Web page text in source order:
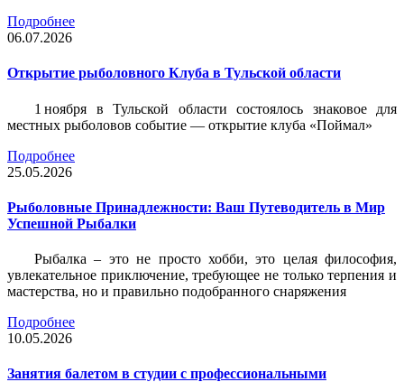
Подробнее
06.07.2026
Открытие рыболовного Клуба в Тульской области
1 ноября в Тульской области состоялось знаковое для
местных рыболовов событие — открытие клуба «Поймал»
Подробнее
25.05.2026
Рыболовные Принадлежности: Ваш Путеводитель в Мир
Успешной Рыбалки
Рыбалка – это не просто хобби, это целая философия,
увлекательное приключение, требующее не только терпения и
мастерства, но и правильно подобранного снаряжения
Подробнее
10.05.2026
Занятия балетом в студии с профессиональными